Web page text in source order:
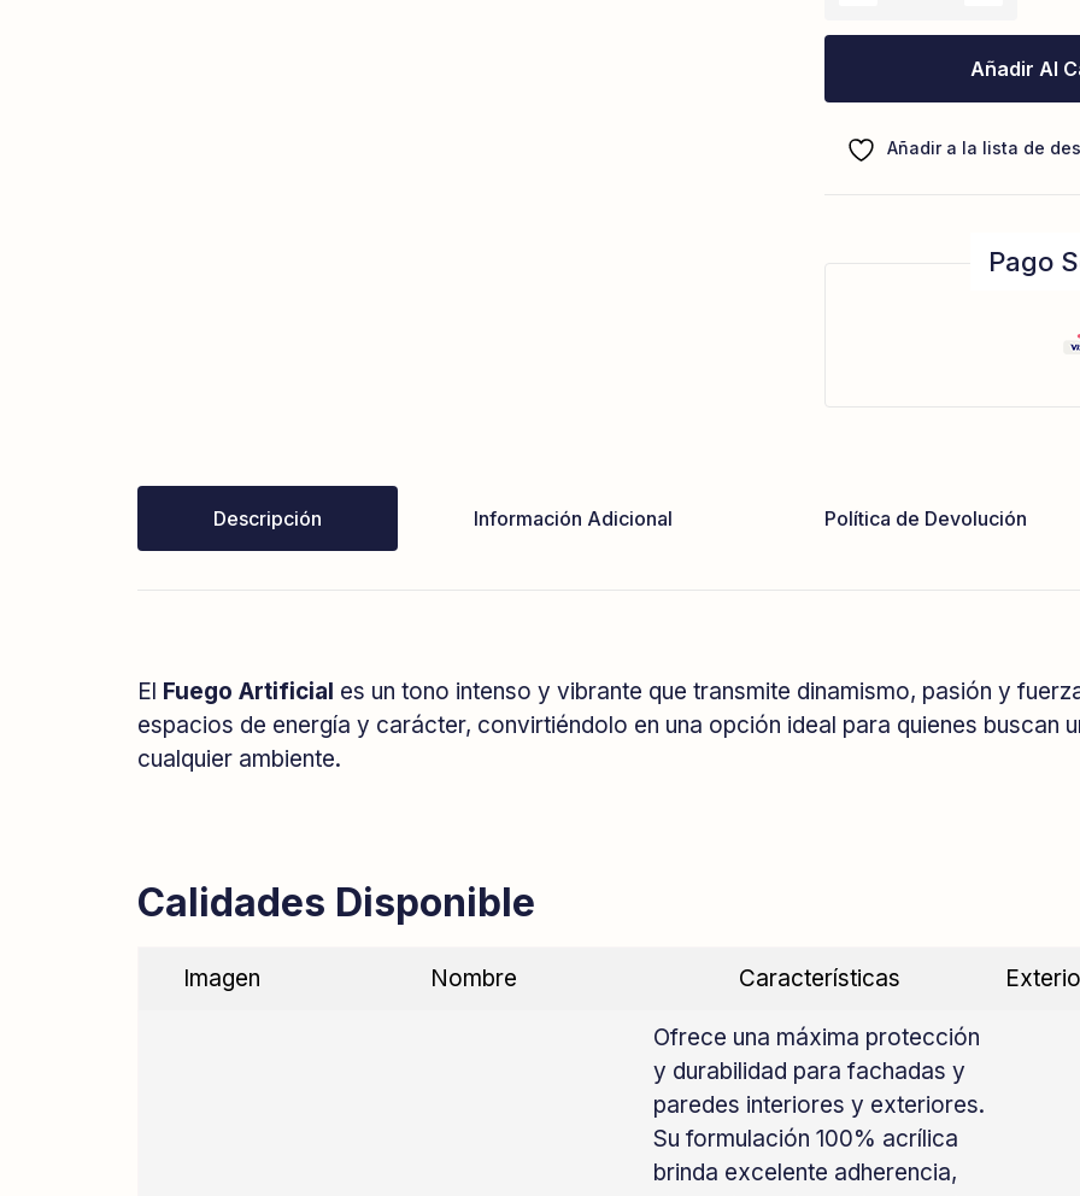
Añadir Al
Añadir a la lista de
Pago
Descripción Información Adicional Política de Devolución
El Fuego Artificial es un tono intenso y vibrante que transmite dinamismo, pasión y
espacios de energía y carácter, convirtiéndolo en una opción ideal para quienes buscan
cualquier ambiente.
Calidades Disponible
Imagen Nombre Características
Ofrece una máxima protección
y durabilidad para fachadas y
paredes interiores y exteriores.
Su formulación 100% acrílica
brinda excelente adherencia,